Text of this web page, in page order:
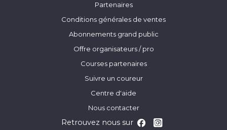
Partenaires
Conditions générales de ventes
Abonnements grand public
Offre organisateurs / pro
Courses partenaires
Suivre un coureur
Centre d'aide
Nous contacter
Retrouvez nous sur